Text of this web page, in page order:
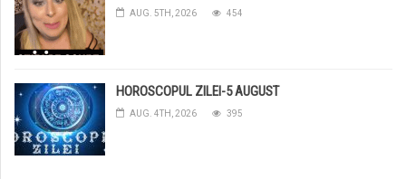
AUG. 5TH, 2026 454
HOROSCOPUL ZILEI-5 AUGUST
AUG. 4TH, 2026 395